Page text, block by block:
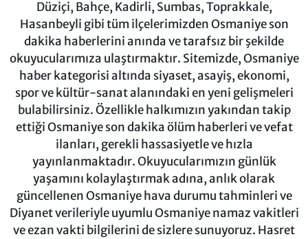
Düziçi, Bahçe, Kadirli, Sumbas, Toprakkale,
Hasanbeyli gibi tüm ilçelerimizden Osmaniye son
dakika haberlerini anında ve tarafsız bir şekilde
okuyucularımıza ulaştırmaktır. Sitemizde, Osmaniye
haber kategorisi altında siyaset, asayiş, ekonomi,
spor ve kültür-sanat alanındaki en yeni gelişmeleri
bulabilirsiniz. Özellikle halkımızın yakından takip
ettiği Osmaniye son dakika ölüm haberleri ve vefat
ilanları, gerekli hassasiyetle ve hızla
yayınlanmaktadır. Okuyucularımızın günlük
yaşamını kolaylaştırmak adına, anlık olarak
güncellenen Osmaniye hava durumu tahminleri ve
Diyanet verileriyle uyumlu Osmaniye namaz vakitleri
ve ezan vakti bilgilerini de sizlere sunuyoruz. Hasret